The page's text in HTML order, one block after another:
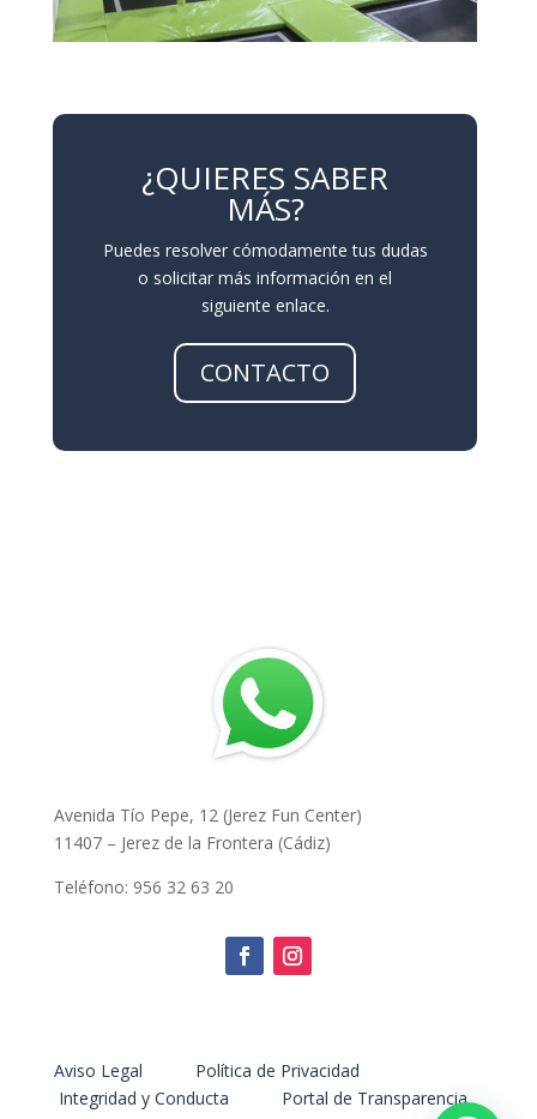
¿QUIERES SABER
MÁS?
Puedes resolver cómodamente tus dudas
o solicitar más información en el
siguiente enlace.
CONTACTO
Avenida Tío Pepe, 12 (Jerez Fun Center)
11407 – Jerez de la Frontera (Cádiz)
Teléfono: 956 32 63 20
Aviso Legal
Política de Privacidad
Integridad y Conducta
Portal de Transparencia